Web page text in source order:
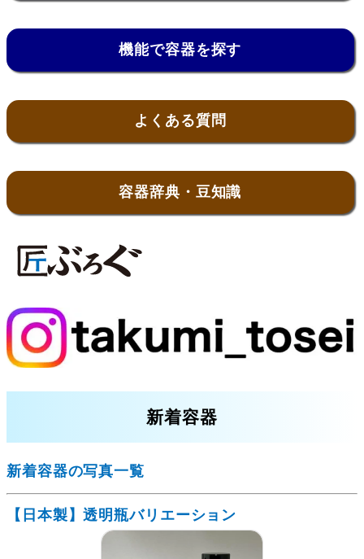
機能で容器を探す
よくある質問
容器辞典・豆知識
新着容器
新着容器の写真一覧
【日本製】透明瓶バリエーション